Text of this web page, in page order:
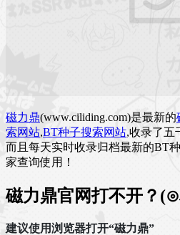
磁力鼎(www.ciliding.com)是最新的
索网站,BT种子搜索网站,收录了五
而且每天实时收录归档最新的BT
家查询使用！
磁力鼎官网打不开？
建议使用浏览器打开“磁力鼎”